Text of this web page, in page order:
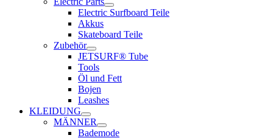
Electric Surfboard Teile
Akkus
Skateboard Teile
Zubehör
JETSURF® Tube
Tools
Öl und Fett
Bojen
Leashes
KLEIDUNG
MÄNNER
Bademode